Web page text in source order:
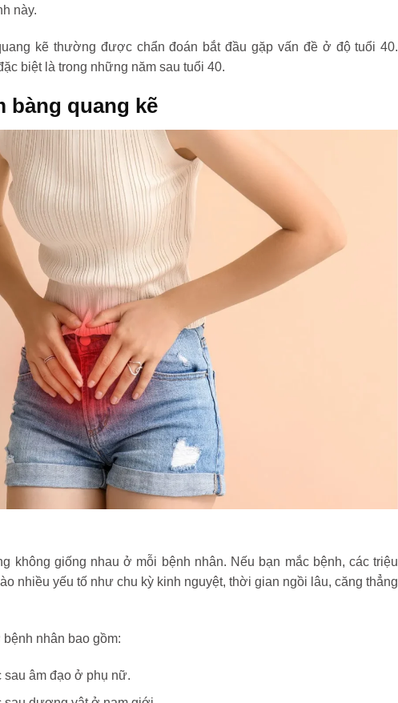
này.
kẽ thường được chẩn đoán bắt đầu gặp vấn đề ở độ tuổi 40.
biệt là trong những năm sau tuổi 40.
bàng quang kẽ
không giống nhau ở mỗi bệnh nhân. Nếu bạn mắc bệnh, các triệu
nhiều yếu tố như chu kỳ kinh nguyệt, thời gian ngồi lâu, căng thẳng
nhân bao gồm:
âm đạo ở phụ nữ.